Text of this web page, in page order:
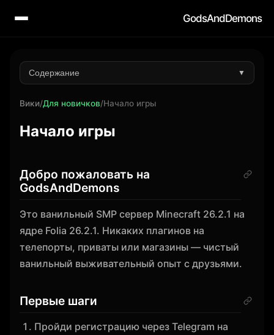
GodsAndDemons
Содержание ▼
Вики/Для новичков/Начало игры
Начало игры
Добро пожаловать на
GodsAndDemons
Это ванильный SMP сервер Minecraft 26.2.1 на
ядре Folia 26.2.1. Никаких плагинов на
телепорты, приваты или магазины — чистый
ванильный выживательный опыт с друзьями.
Первые шаги
Пройди регистрацию через Telegram на